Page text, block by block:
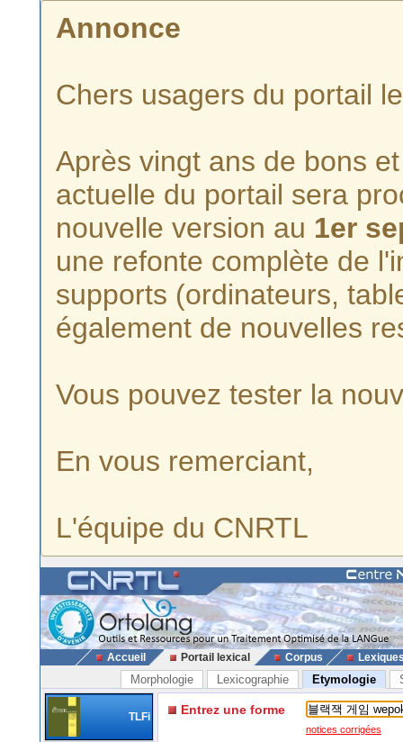
Annonce
Chers usagers du portail
Après vingt ans de bons
actuelle du portail sera
nouvelle version au 1er
une refonte complète de
supports (ordinateurs,
également de nouvelles
Vous pouvez tester la
En vous remerciant,
L'équipe du CNRTL
Accueil Portail lexical Corpus
Morphologie Lexicographie Etymologie
TLFi Entrez une forme
notices corrigées